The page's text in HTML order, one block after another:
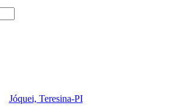
Jóquei, Teresina-PI